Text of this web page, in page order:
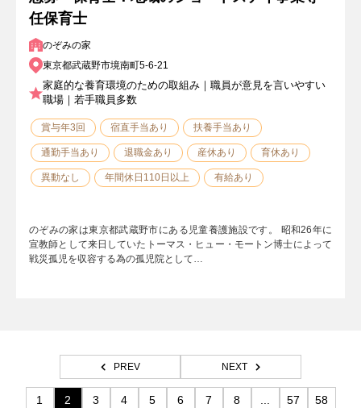
任保育士
のぞみの家
東京都武蔵野市境南町5-6-21
家庭的な養育環境のための取組み｜職員が意見を言いやすい
職場｜若手職員多数
賞与年3回 宿直手当あり 扶養手当あり
通勤手当あり 退職金あり 産休あり 育休あり
異動なし 年間休日110日以上 有給あり
のぞみの家は東京都武蔵野市にある児童養護施設です。 昭和26年に
宣教師として来日していたトーマス・ヒュー・モートン博士によって
戦災孤児を収容する為の孤児院として…
PREV NEXT
1 2 3 4 5 6 7 8 57 58